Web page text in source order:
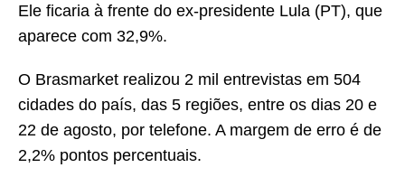
Ele ficaria à frente do ex-presidente Lula (PT), que
aparece com 32,9%.
O Brasmarket realizou 2 mil entrevistas em 504
cidades do país, das 5 regiões, entre os dias 20 e
22 de agosto, por telefone. A margem de erro é de
2,2% pontos percentuais.